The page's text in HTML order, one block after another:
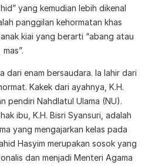
yang kemudian lebih dikenal
panggilan kehormatan khas
kiai yang berarti “abang atau
mas”.
dari enam bersaudara. Ia lahir dari
Kakek dari ayahnya, K.H.
pendiri Nahdlatul Ulama (NU).
ibu, K.H. Bisri Syansuri, adalah
yang mengajarkan kelas pada
Hasyim merupakan sosok yang
dan menjadi Menteri Agama